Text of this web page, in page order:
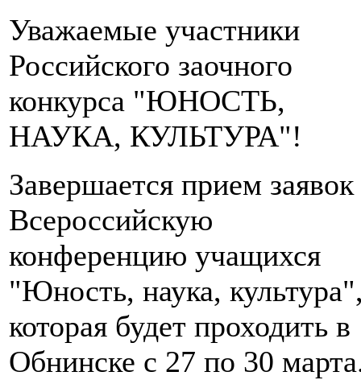
Уважаемые участники
Российского заочного
конкурса "ЮНОСТЬ,
НАУКА, КУЛЬТУРА"!
Завершается прием
Всероссийскую
конференцию учащихся
"Юность, наука,
которая будет проходить в
Обнинске с 27 по 30